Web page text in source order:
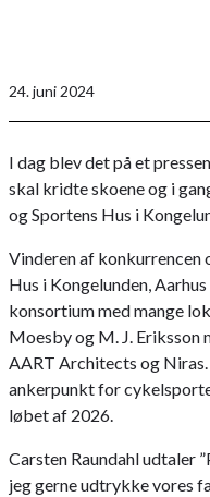
24. juni 2024
I dag blev det på et
skal kridte skoene og i
og Sportens Hus i
Vinderen af konkurrencen
Hus i Kongelunden,
konsortium med mange
Moesby og M. J.
AART Architects og
ankerpunkt for
løbet af 2026.
Carsten Raundahl udtaler
jeg gerne udtrykke vores